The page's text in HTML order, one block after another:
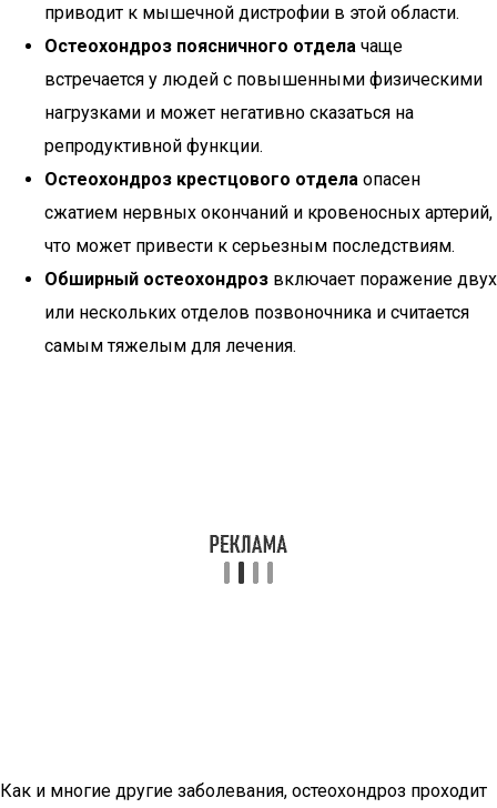
приводит к мышечной дистрофии в этой области.
Остеохондроз поясничного отдела чаще
встречается у людей с повышенными физическими
нагрузками и может негативно сказаться на
репродуктивной функции.
Остеохондроз крестцового отдела опасен
сжатием нервных окончаний и кровеносных артерий,
что может привести к серьезным последствиям.
Обширный остеохондроз включает поражение двух
или нескольких отделов позвоночника и считается
самым тяжелым для лечения.
Как и многие другие заболевания, остеохондроз проходит